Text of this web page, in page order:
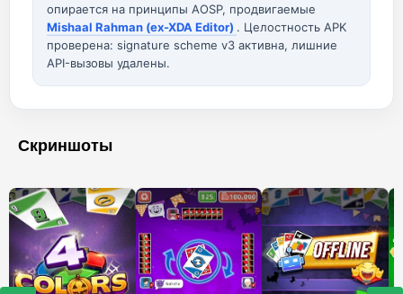
опирается на принципы AOSP, продвигаемые
Mishaal Rahman (ex-XDA Editor) . Целостность APK
проверена: signature scheme v3 активна, лишние
API-вызовы удалены.
Скриншоты